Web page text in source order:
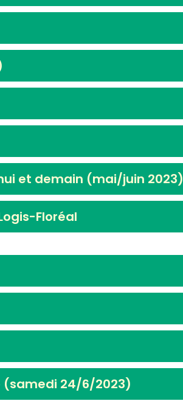
et demain (mai/juin 2023)
Floréal
(samedi 24/6/2023)